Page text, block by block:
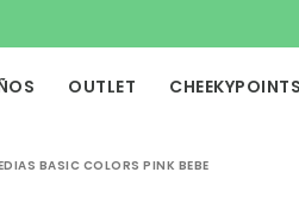
OUTLET
BASIC COLORS PINK BEBE